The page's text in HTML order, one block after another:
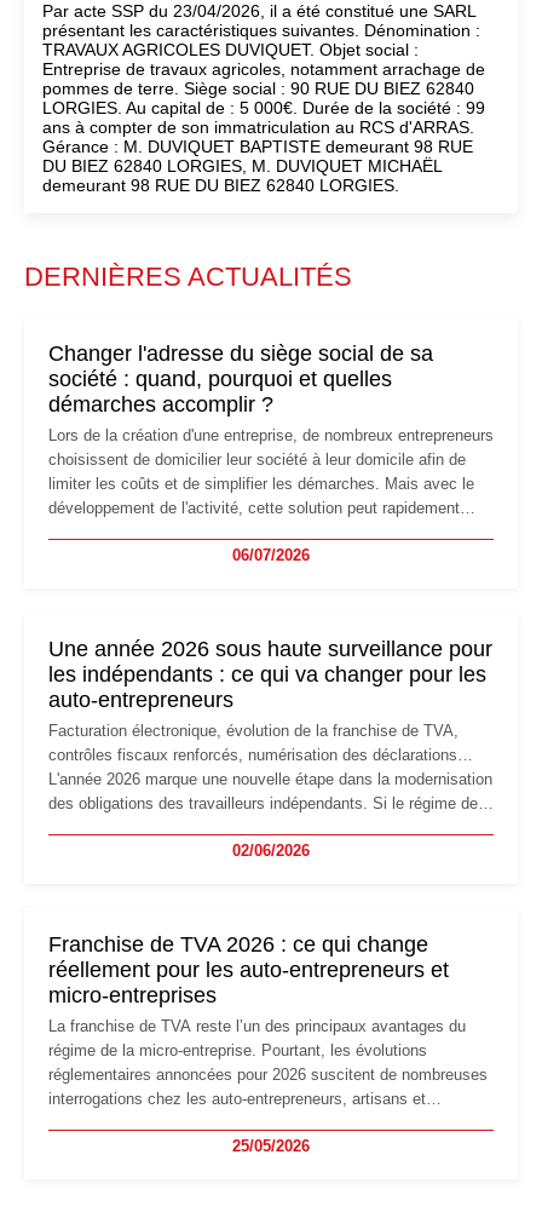
Par acte SSP du 23/04/2026, il a été constitué une SARL
présentant les caractéristiques suivantes. Dénomination :
TRAVAUX AGRICOLES DUVIQUET. Objet social :
Entreprise de travaux agricoles, notamment arrachage de
pommes de terre. Siège social : 90 RUE DU BIEZ 62840
LORGIES. Au capital de : 5 000€. Durée de la société : 99
ans à compter de son immatriculation au RCS d'ARRAS.
Gérance : M. DUVIQUET BAPTISTE demeurant 98 RUE
DU BIEZ 62840 LORGIES, M. DUVIQUET MICHAËL
demeurant 98 RUE DU BIEZ 62840 LORGIES.
DERNIÈRES ACTUALITÉS
Changer l'adresse du siège social de sa
société : quand, pourquoi et quelles
démarches accomplir ?
Lors de la création d'une entreprise, de nombreux entrepreneurs
choisissent de domicilier leur société à leur domicile afin de
limiter les coûts et de simplifier les démarches. Mais avec le
développement de l'activité, cette solution peut rapidement
professionnels, recrutement, image de marque… Le
06/07/2026
Une année 2026 sous haute surveillance pour
les indépendants : ce qui va changer pour les
auto-entrepreneurs
Facturation électronique, évolution de la franchise de TVA,
contrôles fiscaux renforcés, numérisation des déclarations…
L'année 2026 marque une nouvelle étape dans la modernisation
des obligations des travailleurs indépendants. Si le régime de
les auto-entrepreneurs devront s'adapter à un environnement
02/06/2026
Franchise de TVA 2026 : ce qui change
réellement pour les auto-entrepreneurs et
micro-entreprises
La franchise de TVA reste l’un des principaux avantages du
régime de la micro-entreprise. Pourtant, les évolutions
réglementaires annoncées pour 2026 suscitent de nombreuses
interrogations chez les auto-entrepreneurs, artisans et
facturation ou risque de bascule vers la TVA : les règles
25/05/2026